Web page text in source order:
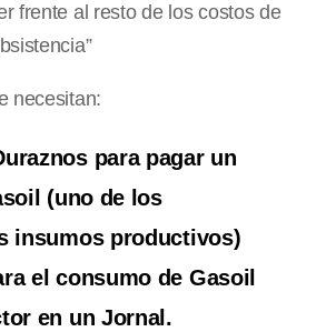
frente al resto de los costos de
necesitan:
para pagar un
(uno de los
insumos productivos)
el consumo de Gasoil
en un Jornal.